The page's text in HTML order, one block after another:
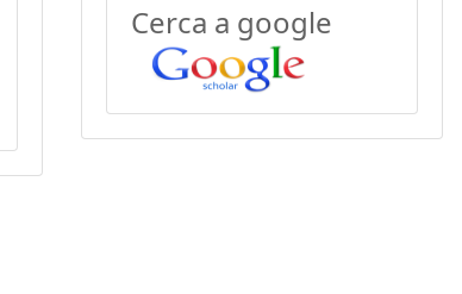
Cerca a google